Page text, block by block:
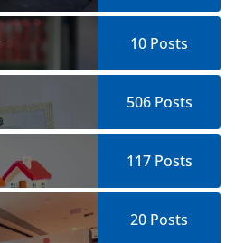
10 Posts
506Posts
117Posts
20 Posts